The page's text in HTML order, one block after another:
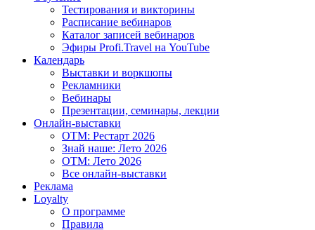
Тестирования и викторины
Расписание вебинаров
Каталог записей вебинаров
Эфиры Profi.Travel на YouTube
Календарь
Выставки и воркшопы
Рекламники
Вебинары
Презентации, семинары, лекции
Онлайн-выставки
OTM: Рестарт 2026
Знай наше: Лето 2026
OTM: Лето 2026
Все онлайн-выставки
Реклама
Loyalty
О программе
Правила